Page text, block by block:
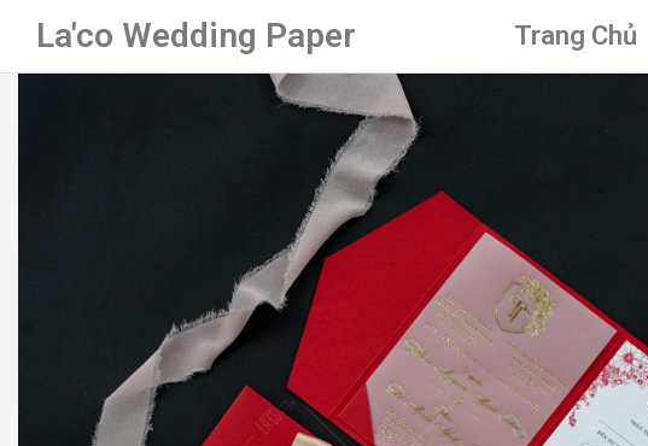
La'co Wedding Paper Trang Chủ